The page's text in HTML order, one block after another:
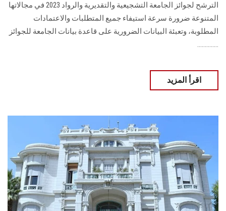
الترشح لجوائز ‏الجامعة التشجيعية والتقديرية والرواد 2023 في مجالاتها
المتنوعة ضرورة سرعة استيفاء ‏جميع المتطلبات والاعتمادات
المطلوبة، وتعبئة البيانات الضرورية على قاعدة بيانات الجامعة ‏للجوائز
..............
اقرأ المزيد